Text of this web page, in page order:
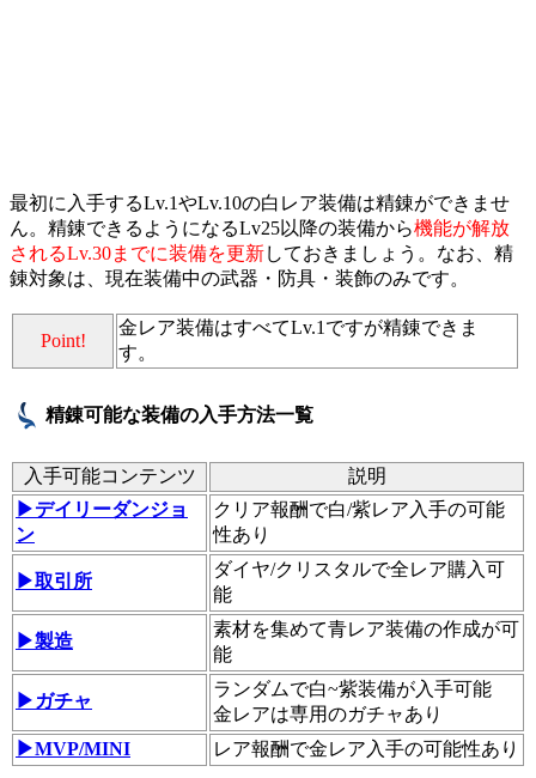
最初に入手するLv.1やLv.10の白レア装備は精錬ができませ
ん。精錬できるようになるLv25以降の装備から機能が解放
されるLv.30までに装備を更新しておきましょう。なお、精
錬対象は、現在装備中の武器・防具・装飾のみです。
Point!
金レア装備はすべてLv.1ですが精錬できま
す。
精錬可能な装備の入手方法一覧
入手可能コンテンツ
説明
▶デイリーダンジョ
ン
クリア報酬で白/紫レア入手の可能
性あり
▶取引所
ダイヤ/クリスタルで全レア購入可
能
▶製造
素材を集めて青レア装備の作成が可
能
▶ガチャ
ランダムで白~紫装備が入手可能
金レアは専用のガチャあり
▶MVP/MINI
レア報酬で金レア入手の可能性あり